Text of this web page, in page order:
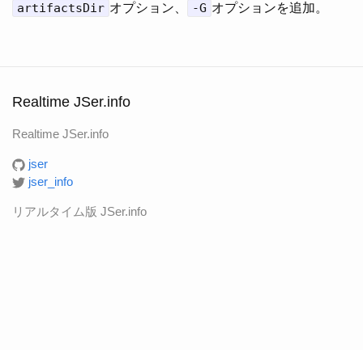
artifactsDir オプション、 -G オプションを追加。
Realtime JSer.info
Realtime JSer.info
jser
jser_info
リアルタイム版 JSer.info